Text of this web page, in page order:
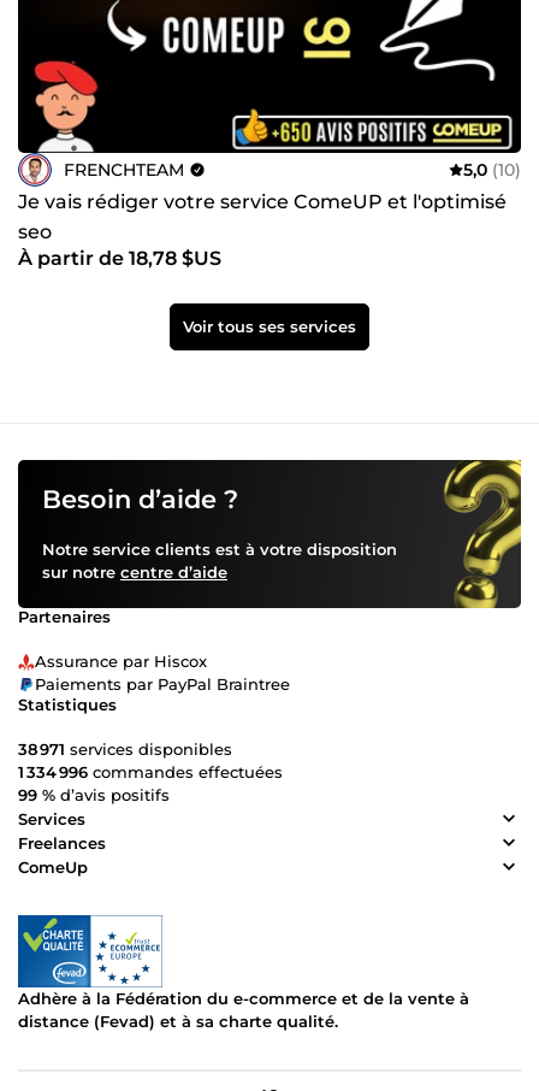
FRENCHTEAM 5,0 (10)
Je vais rédiger votre service ComeUP et l'optimisé
seo
À partir de 18,78 $US
Voir tous ses services
Besoin d’aide ?
Notre service clients est à votre disposition
sur notre centre d’aide
Partenaires
Assurance par Hiscox
Paiements par PayPal Braintree
Statistiques
38 971 services disponibles
1 334 996 commandes effectuées
99 % d’avis positifs
Services
Freelances
ComeUp
Adhère à la Fédération du e-commerce et de la vente à
distance (Fevad) et à sa charte qualité.